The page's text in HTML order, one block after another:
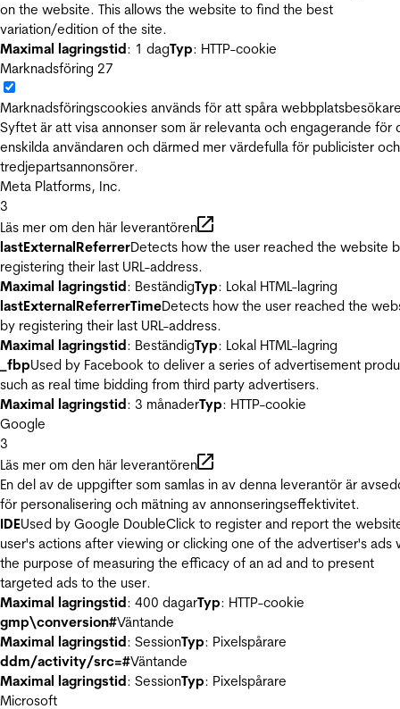
on the website. This allows the website to find the best
variation/edition of the site.
Maximal lagringstid: 1 dagTyp: HTTP-cookie
Marknadsföring 27
Marknadsföringscookies används för att spåra
Syftet är att visa annonser som är relevanta och engagerande för
enskilda användaren och därmed mer värdefulla för publicister och
tredjepartsannonsörer.
Meta Platforms, Inc.
3
Läs mer om den här leverantören
lastExternalReferrerDetects how the user reached the website
registering their last URL-address.
Maximal lagringstid: BeständigTyp: Lokal HTML-lagring
lastExternalReferrerTimeDetects how the user reached the
by registering their last URL-address.
Maximal lagringstid: BeständigTyp: Lokal HTML-lagring
_fbpUsed by Facebook to deliver a series of advertisement
such as real time bidding from third party advertisers.
Maximal lagringstid: 3 månaderTyp: HTTP-cookie
Google
3
Läs mer om den här leverantören
En del av de uppgifter som samlas in av denna leverantör är
för personalisering och mätning av annonseringseffektivitet.
IDEUsed by Google DoubleClick to register and report the
user's actions after viewing or clicking one of the advertiser's ads
the purpose of measuring the efficacy of an ad and to present
targeted ads to the user.
Maximal lagringstid: 400 dagarTyp: HTTP-cookie
gmp\conversion#Väntande
Maximal lagringstid: SessionTyp: Pixelspårare
ddm/activity/src=#Väntande
Maximal lagringstid: SessionTyp: Pixelspårare
Microsoft